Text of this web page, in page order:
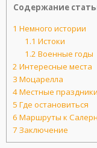
Содержание
1 Немного истории
1.1 Истоки
1.2 Военные годы
2 Интересные места
3 Моцарелла
4Местные праздники
5 Где остановиться
6 Маршруты к
7 Заключение